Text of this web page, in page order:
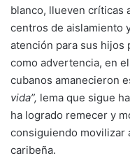
blanco, llueven críticas
centros de aislamiento
atención para sus
como advertencia, en
cubanos amanecieron
vida”, lema que sigue
ha logrado remecer y
consiguiendo movilizar
caribeña.